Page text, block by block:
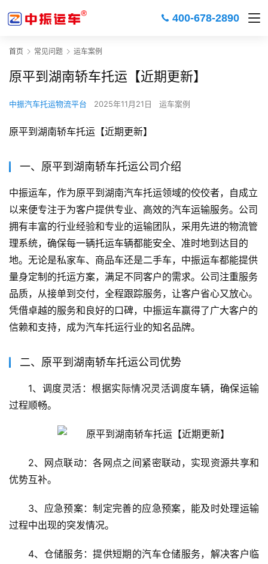
400-678-2890
首页 常见问题 运车案例
原平到湖南轿车托运【近期更新】
中振汽车托运物流平台 2025年11月21日 运车案例
原平到湖南轿车托运【近期更新】
一、原平到湖南轿车托运公司介绍
中振运车，作为原平到湖南汽车托运领域的佼佼者，自成立
以来便专注于为客户提供专业、高效的汽车运输服务。公司
拥有丰富的行业经验和专业的运输团队，采用先进的物流管
理系统，确保每一辆托运车辆都能安全、准时地到达目的
地。无论是私家车、商品车还是二手车，中振运车都能提供
量身定制的托运方案，满足不同客户的需求。公司注重服务
品质，从接单到交付，全程跟踪服务，让客户省心又放心。
凭借卓越的服务和良好的口碑，中振运车赢得了广大客户的
信赖和支持，成为汽车托运行业的知名品牌。
二、原平到湖南轿车托运公司优势
1、调度灵活：根据实际情况灵活调度车辆，确保运输
过程顺畅。
2、网点联动：各网点之间紧密联动，实现资源共享和
优势互补。
3、应急预案：制定完善的应急预案，能及时处理运输
过程中出现的突发情况。
4、仓储服务：提供短期的汽车仓储服务，解决客户临